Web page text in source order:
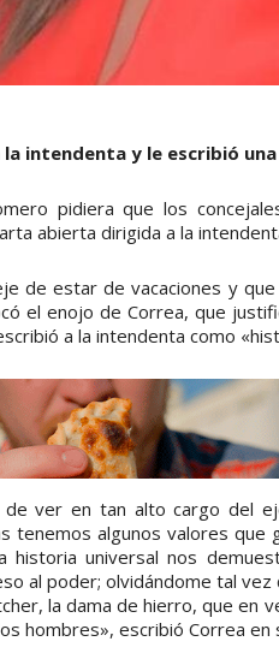
la intendenta y le escribió
pidiera que los
abierta dirigida a la
de estar de vacaciones y
el enojo de Correa, que
a la intendenta como
ver en tan alto cargo del
tenemos algunos valores que
historia universal nos
al poder; olvidándome tal
la dama de hierro, que en
hombres», escribió Correa en